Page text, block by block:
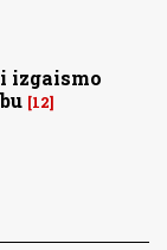
izgaismo
12